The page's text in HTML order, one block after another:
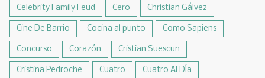
Celebrity Family Feud Cero Christian Gálvez
Cine De Barrio Cocina al punto Como Sapiens
Concurso Corazón Cristian Suescun
Cristina Pedroche Cuatro Cuatro Al Día